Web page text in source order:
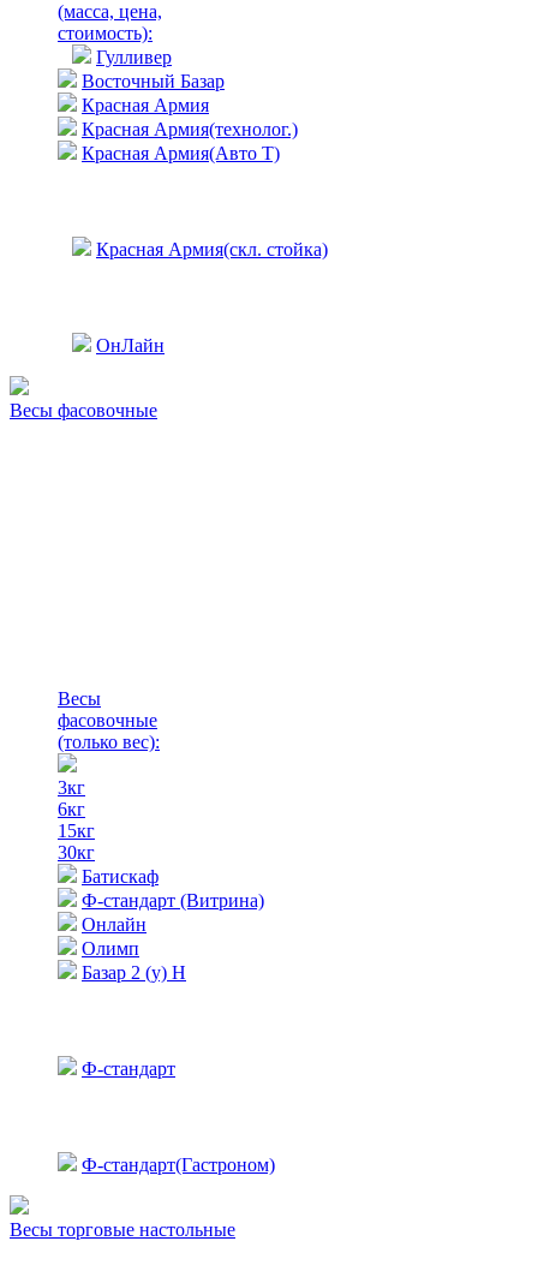
(масса, цена,
стоимость):
Гулливер
Восточный Базар
Красная Армия
Красная Армия(технолог.)
Красная Армия(Авто Т)
Красная Армия(скл. стойка)
ОнЛайн
Весы фасовочные
Весы
фасовочные
(только вес):
3кг
6кг
15кг
30кг
Батискаф
Ф-стандарт (Витрина)
Онлайн
Олимп
Базар 2 (у) Н
Ф-стандарт
Ф-стандарт(Гастроном)
Весы торговые настольные